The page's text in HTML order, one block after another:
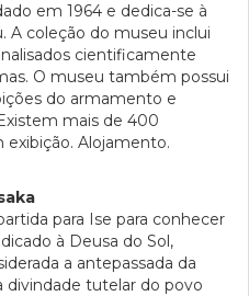
em 1964 e dedica-se à
A coleção do museu inclui
cientificamente
O museu também possui
do armamento e
mais de 400
Alojamento.
para Ise para conhecer
à Deusa do Sol,
a antepassada da
divindade tutelar do povo